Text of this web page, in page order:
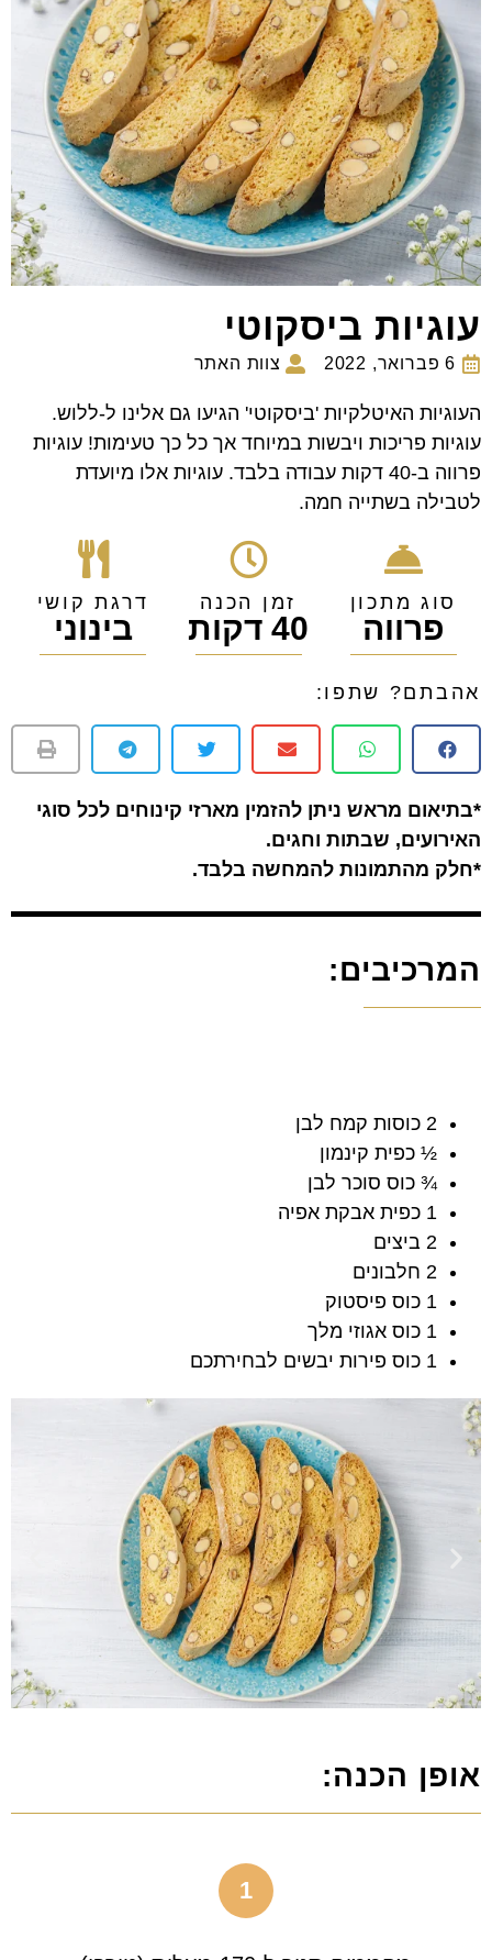
עוגיות ביסקוטי
6 פברואר, 2022 צוות האתר
העוגיות האיטלקיות 'ביסקוטי' הגיעו גם אלינו ל-ללוש.
עוגיות פריכות ויבשות במיוחד אך כל כך טעימות! עוגיות
פרווה ב-40 דקות עבודה בלבד. עוגיות אלו מיועדת
לטבילה בשתייה חמה.
סוג מתכון
פרווה
זמן הכנה
40 דקות
דרגת קושי
בינוני
אהבתם? שתפו:
*בתיאום מראש ניתן להזמין מארזי קינוחים לכל סוגי
האירועים, שבתות וחגים.
*חלק מהתמונות להמחשה בלבד.
המרכיבים:
2 כוסות קמח לבן
½ כפית קינמון
¾ כוס סוכר לבן
1 כפית אבקת אפיה
2 ביצים
2 חלבונים
1 כוס פיסטוק
1 כוס אגוזי מלך
1 כוס פירות יבשים לבחירתכם
אופן הכנה:
1